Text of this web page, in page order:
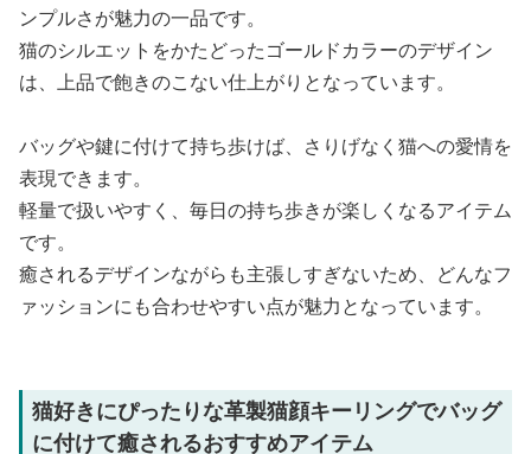
ンプルさが魅力の一品です。
猫のシルエットをかたどったゴールドカラーのデザイン
は、上品で飽きのこない仕上がりとなっています。
バッグや鍵に付けて持ち歩けば、さりげなく猫への愛情を
表現できます。
軽量で扱いやすく、毎日の持ち歩きが楽しくなるアイテム
です。
癒されるデザインながらも主張しすぎないため、どんなフ
ァッションにも合わせやすい点が魅力となっています。
猫好きにぴったりな革製猫顔キーリングでバッグ
に付けて癒されるおすすめアイテム